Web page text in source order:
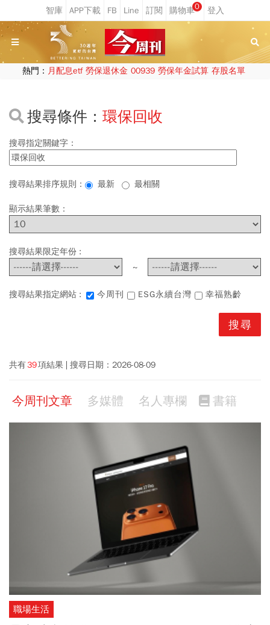
0
熱門： 月配息etf 勞保退休金 00939 勞保年金試算 存股名單
搜尋條件： 環保回收
搜尋指定關鍵字：
搜尋結果排序規則： 最新 最相關
顯示結果筆數：
搜尋結果限定年份 :
~
搜尋結果指定網站 : 今周刊 ESG永續台灣 幸福熟齡
共有39項結果 搜尋日期： 2026-08-09
今周刊文章 多媒體 名人專欄 書籍
職場生活